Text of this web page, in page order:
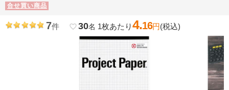
合せ買い商品
7件 favorite_border30名 1枚あたり4.16円(税込)